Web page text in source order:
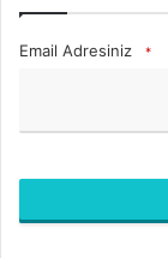
Email Adresiniz *